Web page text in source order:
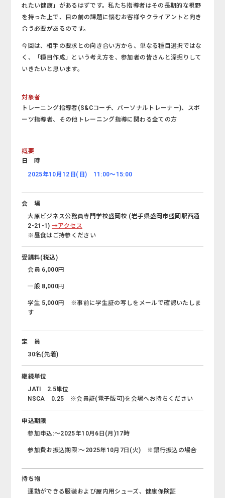
れたい健康」があるはずです。私たち指導者はその長期的な視野
を持った上で、目の前の課題に悩むお客様やクライアントと向き
合う必要があるのです。
今回は、相手の要求との向き合い方から、単なる種目選択ではな
く、「種目作成」という考え方を、参加者の皆さんと深掘りして
いきたいと思います。
対象者
トレーニング指導者(S&Cコーチ、パーソナルトレーナー)、スポ
ーツ指導者、その他トレーニング指導に関わる全ての方
概要
日 時
2025年10月12日(日) 11:00～15:00
会 場
大原ビジネス公務員専門学校盛岡校 (岩手県盛岡市盛岡駅西通
2-21-1)→アクセス
※昼食はご持参ください
受講料(税込)
会員 6,000円
一般 8,000円
学生 5,000円 ※事前に学生証の写しをメールで確認いたしま
す
定 員
30名(先着)
継続単位
JATI 2.5単位
NSCA 0.25 ※会員証(電子版可)を会場へお持ちください
申込期限
参加申込:～2025年10月6日(月)17時
参加費お振込期限:～2025年10月7日(火) ※銀行振込の場合
持ち物
運動ができる服装および屋内用シューズ、健康保険証